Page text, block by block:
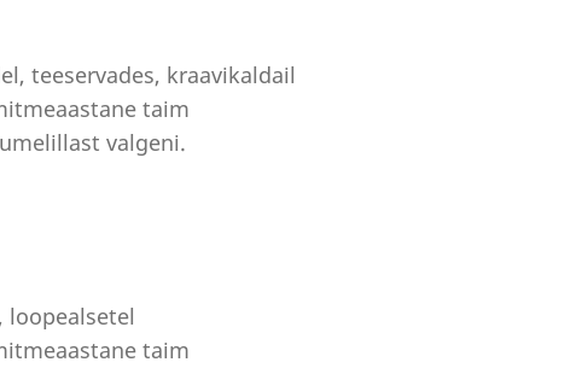
teeservades, kraavikaldail
taim
valgeni.
loopealsetel
taim